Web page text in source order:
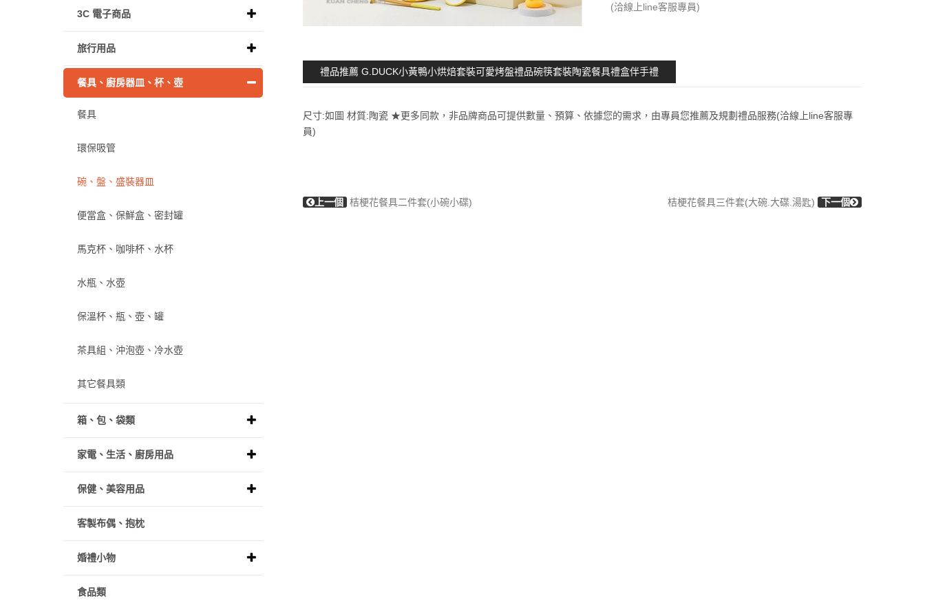
(洽線上line客服專員)
禮品推薦 G.DUCK小黃鴨小烘焙套裝可愛烤盤禮品碗筷套裝陶瓷餐具禮盒伴手禮
尺寸:如圖 材質:陶瓷 ★更多同款，非品牌商品可提供數量、預算、依據您的需求，由專員您推薦及規劃禮品服務(洽線上line客服專
員)
上一個 桔梗花餐具二件套(小碗小碟) 桔梗花餐具三件套(大碗.大碟.湯匙) 下一個
3C 電子商品
旅行用品
餐具、廚房器皿、杯、壺
餐具
環保吸管
碗、盤、盛裝器皿
便當盒、保鮮盒、密封罐
馬克杯、咖啡杯、水杯
水瓶、水壺
保溫杯、瓶、壺、罐
茶具組、沖泡壺、冷水壺
其它餐具類
箱、包、袋類
家電、生活、廚房用品
保健、美容用品
客製布偶、抱枕
婚禮小物
食品類